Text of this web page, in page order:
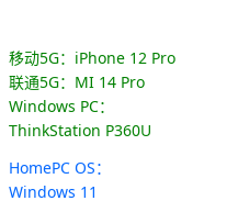
移动5G：iPhone 12 Pro
联通5G：MI 14 Pro
Windows PC：
ThinkStation P360U
HomePC OS：
Windows 11